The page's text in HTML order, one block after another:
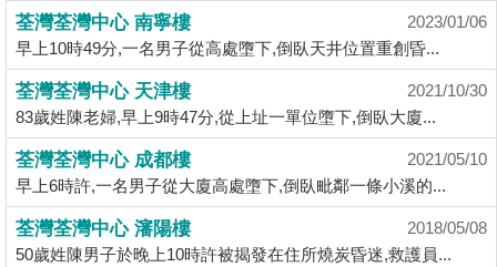
佈
置
業
手
冊
關
於
我
荃灣荃灣中心 南寧樓
2023/01/06
早上10時49分,一名男子從高處墮下,倒臥天井位置重創昏...
荃灣荃灣中心 天津樓
2021/10/30
83歲姓陳老婦,早上9時47分,從上址一單位墮下,倒臥大廈...
荃灣荃灣中心 成都樓
2021/05/10
早上6時許,一名男子從大廈高處墮下,倒臥毗鄰一條小溪的...
荃灣荃灣中心 瀋陽樓
2018/05/08
50歲姓陳男子於晚上10時許被揭發在住所燒炭昏迷,救護員...